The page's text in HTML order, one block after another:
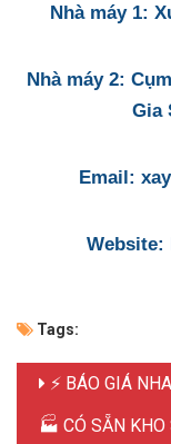
Nhà máy 1:
Nhà máy 2:
Gia
Email:
Website:
Tags:
⚡ BÁO GIÁ
🏭 CÓ SẴN